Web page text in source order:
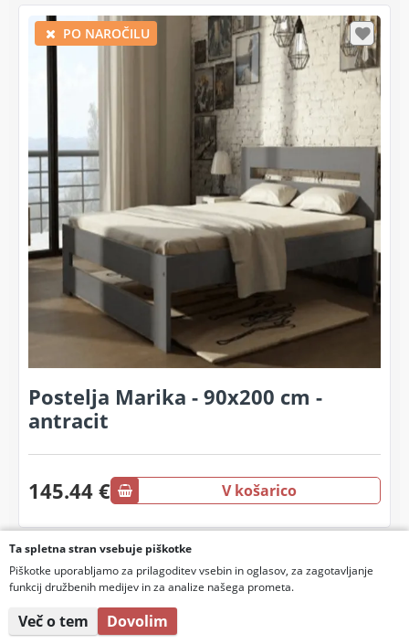
PO NAROČILU
Postelja Marika - 90x200 cm -
antracit
145.44 € V košarico
Poglejte še
Ta spletna stran vsebuje piškotke
Piškotke uporabljamo za prilagoditev vsebin in oglasov, za zagotavljanje
funkcij družbenih medijev in za analize našega prometa.
Več o tem Dovolim